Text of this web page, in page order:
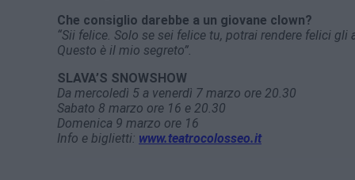
Che consiglio darebbe a un giovane clown?
“Sii felice. Solo se sei felice tu, potrai rendere felici
Questo è il mio segreto”.
SLAVA’S SNOWSHOW
Da mercoledì 5 a venerdì 7 marzo ore 20.30
Sabato 8 marzo ore 16 e 20.30
Domenica 9 marzo ore 16
Info e biglietti: www.teatrocolosseo.it